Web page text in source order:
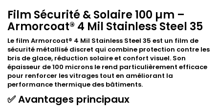
Film Sécurité & Solaire 100 µm –
Armorcoat® 4 Mil Stainless Steel 35
Le film Armorcoat® 4 Mil Stainless Steel 35 est un film de
sécurité métallisé discret qui combine protection contre les
bris de glace, réduction solaire et confort visuel. Son
épaisseur de 100 microns le rend particulièrement efficace
pour renforcer les vitrages tout en améliorant la
performance thermique des bâtiments.
✅ Avantages principaux